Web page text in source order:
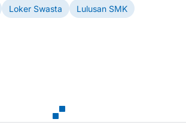
Loker Swasta Lulusan SMK